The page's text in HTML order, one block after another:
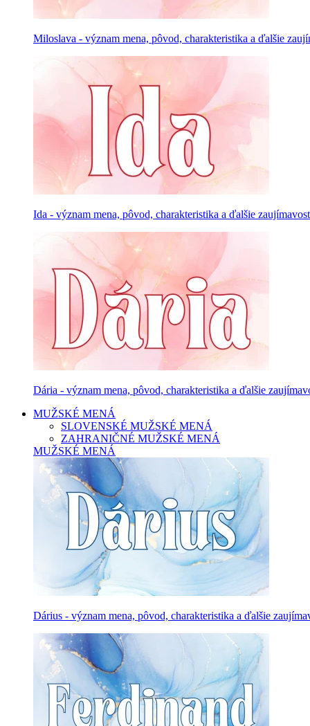
Miloslava - význam mena, pôvod, charakteristika a ďalšie
Ida - význam mena, pôvod, charakteristika a ďalšie
Dária - význam mena, pôvod, charakteristika a ďalšie
MUŽSKÉ MENÁ
SLOVENSKÉ MUŽSKÉ MENÁ
ZAHRANIČNÉ MUŽSKÉ MENÁ
MUŽSKÉ MENÁ
Dárius - význam mena, pôvod, charakteristika a ďalšie